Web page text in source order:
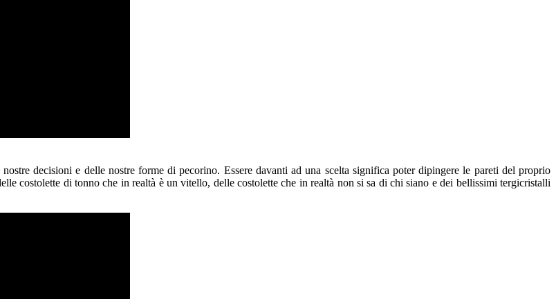
decisioni e delle nostre forme di pecorino. Essere davanti ad una scelta significa poter dipingere le pareti del proprio
costolette di tonno che in realtà è un vitello, delle costolette che in realtà non si sa di chi siano e dei bellissimi tergicristalli